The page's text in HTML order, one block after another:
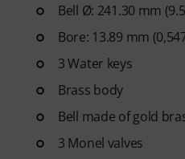
Bell Ø: 241.30 mm
Bore: 13.89 mm
3 Water keys
Brass body
Bell made of gold
3 Monel valves